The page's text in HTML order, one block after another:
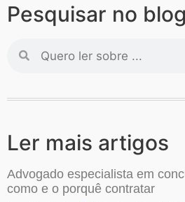
Pesquisar no blog
Ler mais artigos
Advogado especialista em
como e o porquê contratar